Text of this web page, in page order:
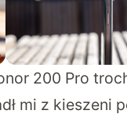
200 Pro
mi z kieszeni